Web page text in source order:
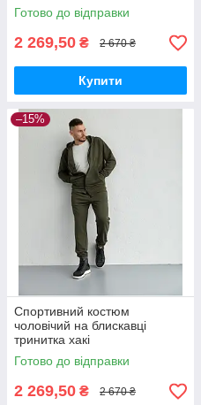
Готово до відправки
2 269,50 ₴ 2 670 ₴
Купити
–15%
Cпортивний костюм
чоловічий на блискавці
тринитка хакі
Готово до відправки
2 269,50 ₴ 2 670 ₴